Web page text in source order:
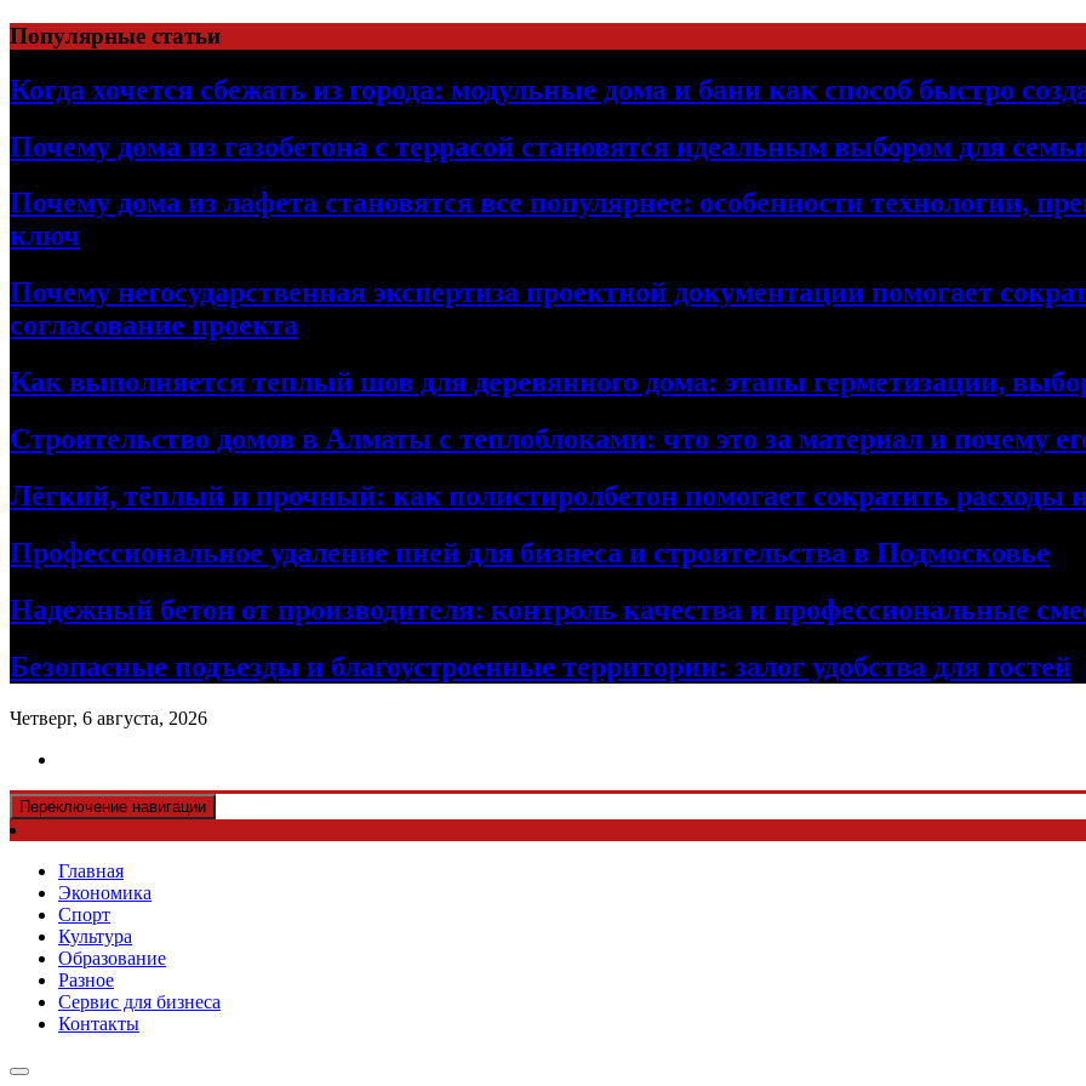
Перейти
к
содержимому
Популярные статьи
Когда хочется сбежать из города: модульные дома и бани как способ быстро
Почему дома из газобетона с террасой становятся идеальным выбором для
Почему дома из лафета становятся все популярнее: особенности технологии,
ключ
Почему негосударственная экспертиза проектной документации помогает
согласование проекта
Как выполняется теплый шов для деревянного дома: этапы герметизации,
Строительство домов в Алматы с теплоблоками: что это за материал и почему
Лёгкий, тёплый и прочный: как полистиролбетон помогает сократить расходы
Профессиональное удаление пней для бизнеса и строительства в Подмосковье
Надежный бетон от производителя: контроль качества и профессиональные
Безопасные подъезды и благоустроенные территории: залог удобства для гостей
Четверг, 6 августа, 2026
Переключение навигации
Главная
Экономика
Спорт
Культура
Образование
Разное
Сервис для бизнеса
Контакты